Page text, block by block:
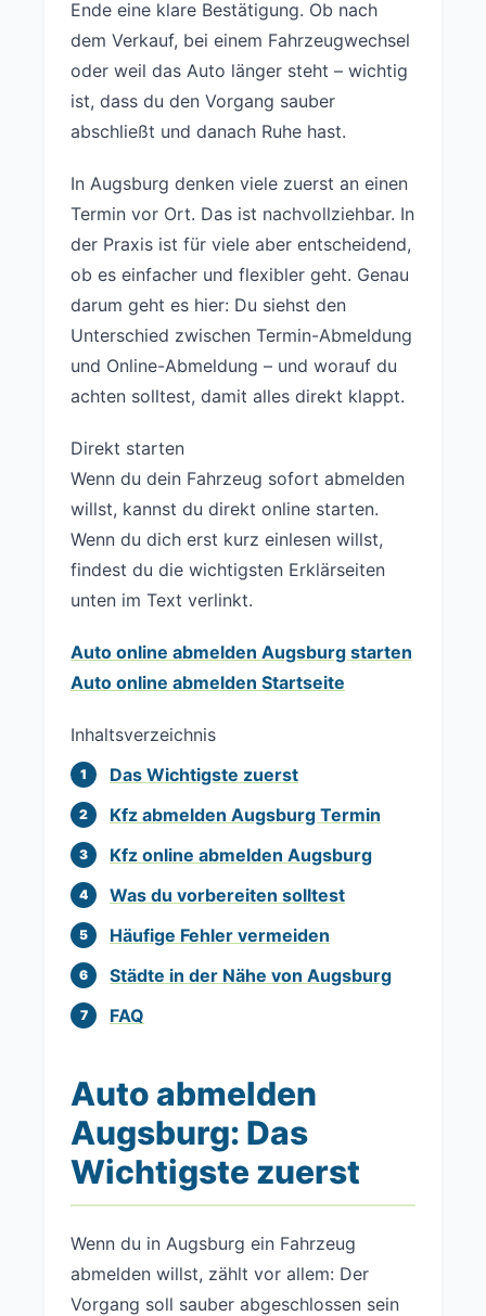
Ende eine klare Bestätigung. Ob nach
dem Verkauf, bei einem Fahrzeugwechsel
oder weil das Auto länger steht – wichtig
ist, dass du den Vorgang sauber
abschließt und danach Ruhe hast.
In Augsburg denken viele zuerst an einen
Termin vor Ort. Das ist nachvollziehbar. In
der Praxis ist für viele aber entscheidend,
ob es einfacher und flexibler geht. Genau
darum geht es hier: Du siehst den
Unterschied zwischen Termin-Abmeldung
und Online-Abmeldung – und worauf du
achten solltest, damit alles direkt klappt.
Direkt starten
Wenn du dein Fahrzeug sofort abmelden
willst, kannst du direkt online starten.
Wenn du dich erst kurz einlesen willst,
findest du die wichtigsten Erklärseiten
unten im Text verlinkt.
Auto online abmelden Augsburg starten
Auto online abmelden Startseite
Inhaltsverzeichnis
Das Wichtigste zuerst
Kfz abmelden Augsburg Termin
Kfz online abmelden Augsburg
Was du vorbereiten solltest
Häufige Fehler vermeiden
Städte in der Nähe von Augsburg
FAQ
Auto abmelden
Augsburg: Das
Wichtigste zuerst
Wenn du in Augsburg ein Fahrzeug
abmelden willst, zählt vor allem: Der
Vorgang soll sauber abgeschlossen sein